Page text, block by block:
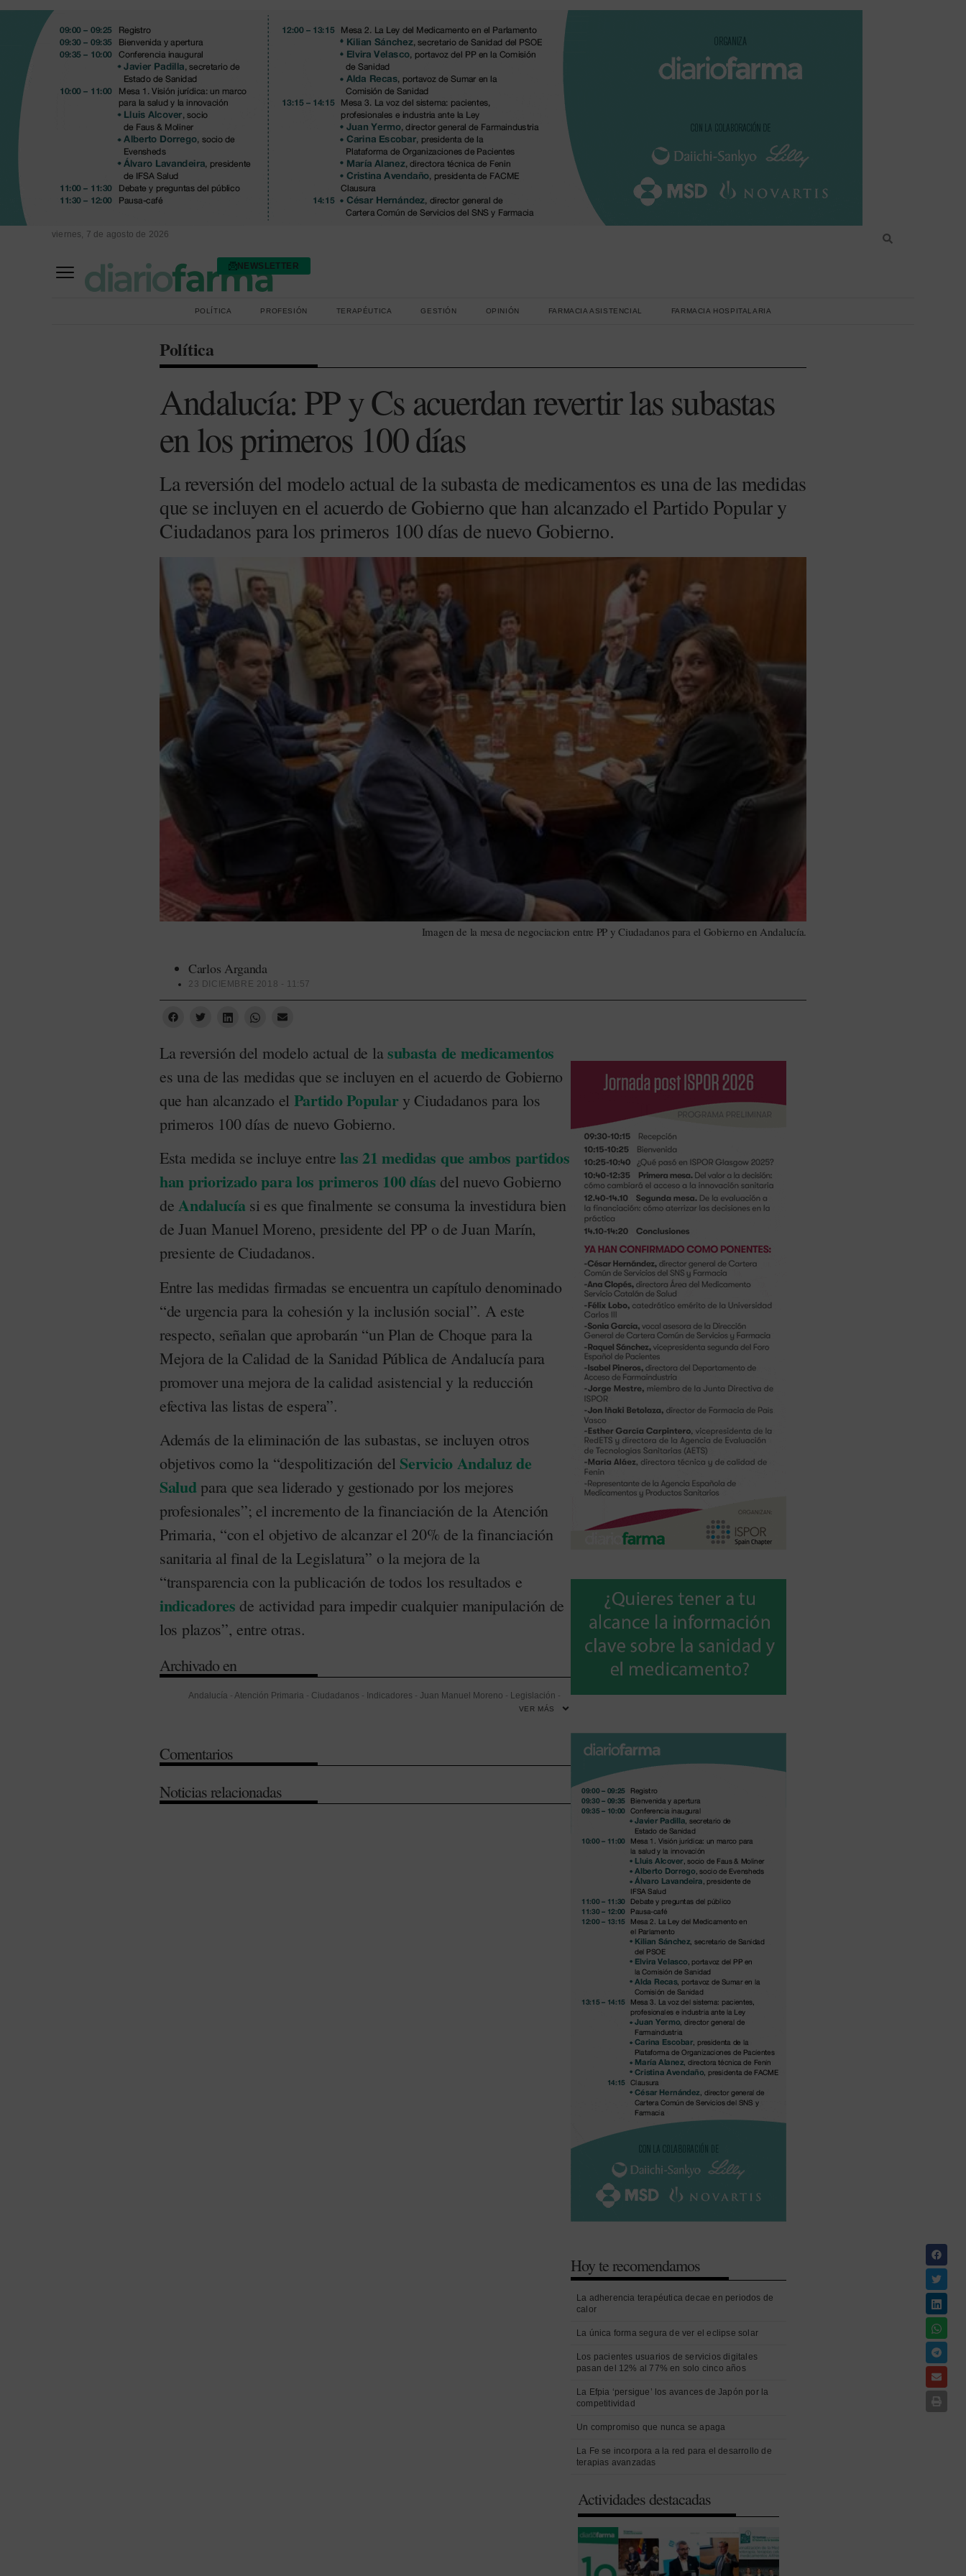
viernes, 7 de agosto de 2026
NEWSLETTER
POLÍTICA PROFESIÓN TERAPÉUTICA GESTIÓN OPINIÓN FARMACIA ASISTENCIAL FARMACIA HOSPITALARIA
Política
Andalucía: PP y Cs acuerdan revertir las subastas
en los primeros 100 días
La reversión del modelo actual de la subasta de medicamentos es una de las medidas
que se incluyen en el acuerdo de Gobierno que han alcanzado el Partido Popular y
Ciudadanos para los primeros 100 días de nuevo Gobierno.
Imagen de la mesa de negociacion entre PP y Ciudadanos para el Gobierno en Andalucía.
Carlos Arganda
23 DICIEMBRE 2018 - 11:57
La reversión del modelo actual de la subasta de medicamentos
es una de las medidas que se incluyen en el acuerdo de Gobierno
que han alcanzado el Partido Populary Ciudadanos para los
primeros 100 días de nuevo Gobierno.
Esta medida se incluye entrelas 21 medidas que ambos partidos
han priorizado para los primeros 100 días del nuevo Gobierno
deAndalucíasi es que finalmente se consuma la investidura bien
de Juan Manuel Moreno, presidente del PP o de Juan Marín,
presiente de Ciudadanos.
Entre las medidas firmadas se encuentra un capítulo denominado
“de urgencia para la cohesión y la inclusión social”. A este
respecto, señalan que aprobarán “un Plan de Choque para la
Mejora de la Calidad de la Sanidad Pública de Andalucía para
promover una mejora de la calidad asistencial y la reducción
efectiva las listas de espera”.
Además de la eliminación de las subastas, se incluyen otros
objetivos como la “despolitización del Servicio Andaluz de
Saludpara que sea liderado y gestionado por los mejores
profesionales”; el incremento de la financiación de la Atención
Primaria, “con el objetivo de alcanzar el 20% de la financiación
sanitaria al final de la Legislatura” o la mejora de la
“transparencia con la publicación de todos los resultados e
indicadores de actividad para impedir cualquier manipulación de
los plazos”, entre otras.
Archivado en
Andalucía - Atención Primaria - Ciudadanos - Indicadores - Juan Manuel Moreno - Legislación -
VER MÁS
Comentarios
Noticias relacionadas
Hoy te recomendamos
La adherencia terapéutica decae en periodos de
calor
La única forma segura de ver el eclipse solar
Los pacientes usuarios de servicios digitales
pasan del 12% al 77% en solo cinco años
La Efpia ‘persigue’ los avances de Japón por la
competitividad
Un compromiso que nunca se apaga
La Fe se incorpora a la red para el desarrollo de
terapias avanzadas
Actividades destacadas